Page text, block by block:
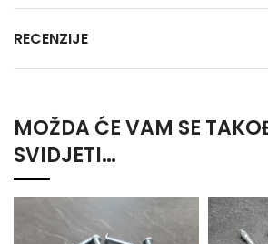
RECENZIJE
MOŽDA ĆE VAM SE
SVIDJETI…